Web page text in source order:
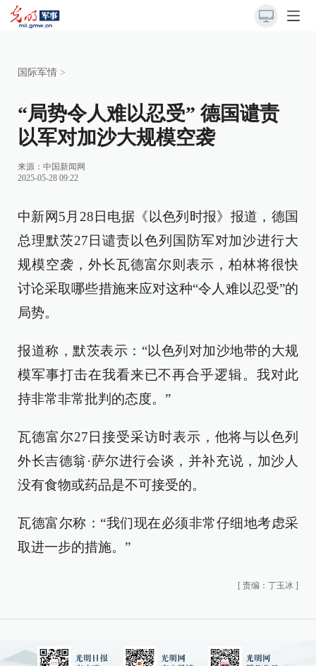
国际军情 >
“局势令人难以忍受” 德国谴责
以军对加沙大规模空袭
来源： 中国新闻网
2025-05-28 09:22
中新网5月28日电据《以色列时报》报道，德国
总理默茨27日谴责以色列国防军对加沙进行大
规模空袭，外长瓦德富尔则表示，柏林将很快
讨论采取哪些措施来应对这种“令人难以忍受”的
局势。
报道称，默茨表示：“以色列对加沙地带的大规
模军事打击在我看来已不再合乎逻辑。我对此
持非常非常批判的态度。”
瓦德富尔27日接受采访时表示，他将与以色列
外长吉德翁·萨尔进行会谈，并补充说，加沙人
没有食物或药品是不可接受的。
瓦德富尔称：“我们现在必须非常仔细地考虑采
取进一步的措施。”
[ 责编：丁玉冰 ]